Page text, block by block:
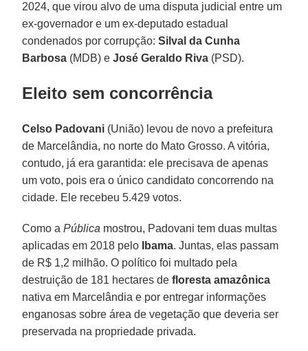
2024, que virou alvo de uma disputa judicial entre um
ex-governador e um ex-deputado estadual
condenados por corrupção:Silval da Cunha
Barbosa (MDB) eJosé Geraldo Riva (PSD).
Eleito sem concorrência
Celso Padovani (União) levou de novo a prefeitura
de Marcelândia, no norte do Mato Grosso. A vitória,
contudo, já era garantida: ele precisava de apenas
um voto, pois era o único candidato concorrendo na
cidade. Ele recebeu 5.429 votos.
Como aPública mostrou, Padovani tem duas multas
aplicadas em 2018 pelo
Ibama. Juntas, elas passam
de R$ 1,2 milhão. O político foi multado pela
destruição de 181 hectares defloresta amazônica
nativa em Marcelândia e por entregar informações
enganosas sobre área de vegetação que deveria ser
preservada na propriedade privada.